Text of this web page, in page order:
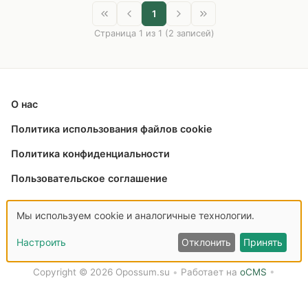
1
Страница 1 из 1 (2 записей)
О нас
Политика использования файлов cookie
Политика конфиденциальности
Пользовательское соглашение
Связаться с нами
Copyright © 2026 Opossum.su • Работает на oCMS •
Мы используем cookie и аналогичные технологии.
Настроить Отклонить Принять